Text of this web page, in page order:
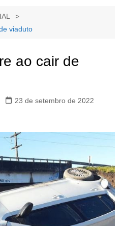
viaduto
ao cair de
23 de setembro de 2022